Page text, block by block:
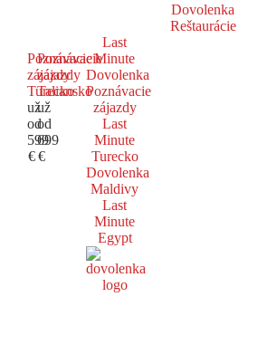
Dovolenka
Reštaurácie
Poznávacie
zájazdy
Turecko
už
od
599
€
Poznávacie
zájazdy
Taliansko
už
od
699
€
Last
Minute
Dovolenka
Poznávacie
zájazdy
Last
Minute
Turecko
Dovolenka
Maldivy
Last
Minute
Egypt